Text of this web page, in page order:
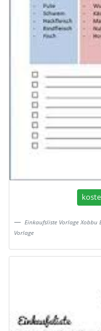
Einkaufsliste Vorlage Xobbu
Vorlage